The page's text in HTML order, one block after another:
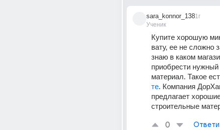
sara_konnor_138
Ученик
1г
Купите хорошую
вату, ее не сложно
знаю в каком
приобрести
материал. Такое
те. Компания
предлагает
строительные
0